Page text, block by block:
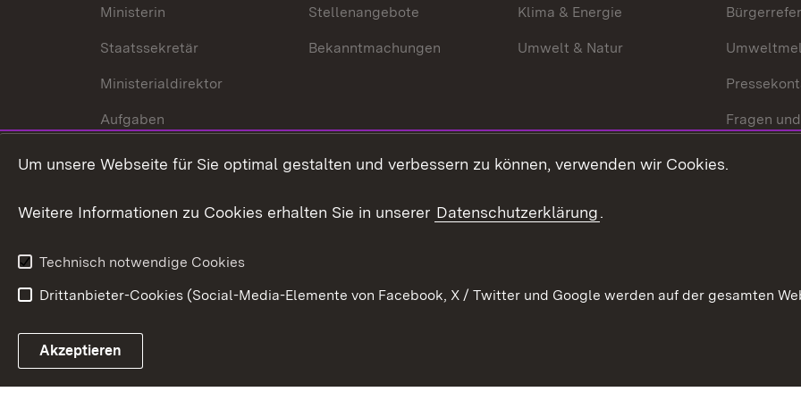
Ministerin
Staatssekretär
Ministerialdirektor
Aufgaben
Internationale
Stellenangebote
Bekanntmachungen
Klima & Energie
Umwelt & Natur
Fragen
Link zum Landesportal
Um unsere Webseite für Sie optimal gestalten und verbessern zu können, verwenden wir Cookies.
Weitere Informationen zu Cookies erhalten Sie in unserer Datenschutzerklärung.
Technisch notwendige Cookies
Drittanbieter-Cookies (Social-Media-Elemente von Facebook, X / Twitter und Google werden auf der gesamten
Akzeptieren